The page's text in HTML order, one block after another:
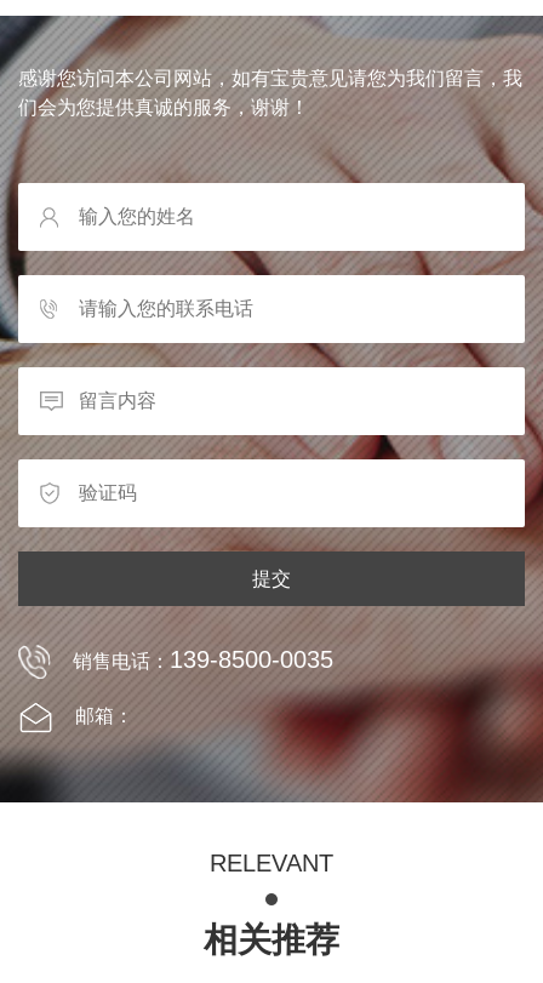
感谢您访问本公司网站，如有宝贵意见请您为我们留言，我
们会为您提供真诚的服务，谢谢！
提交
销售电话： 139-8500-0035
邮箱：
RELEVANT
相关推荐